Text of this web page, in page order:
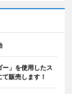
」を使用したス
販売します！